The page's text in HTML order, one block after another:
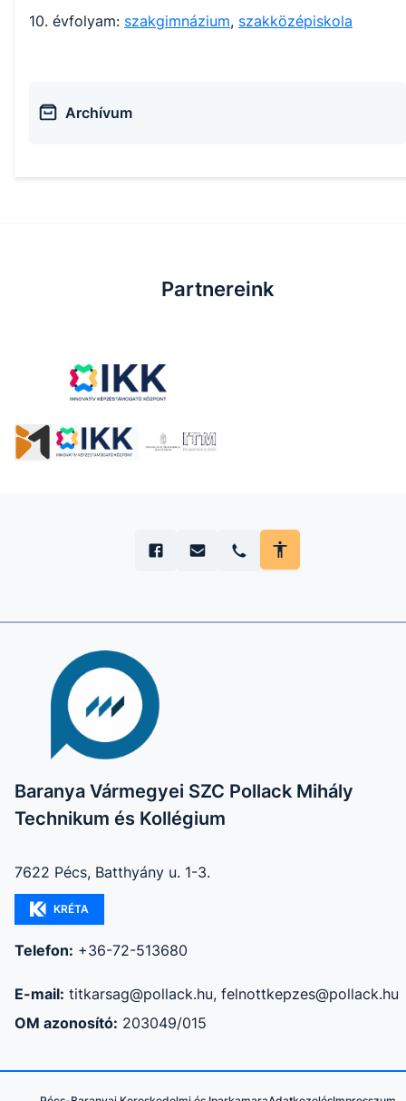
10. évfolyam: szakgimnázium, szakközépiskola
Archívum
Partnereink
Baranya Vármegyei SZC Pollack Mihály
Technikum és Kollégium
7622 Pécs, Batthyány u. 1-3.
KRÉTA
Telefon: +36-72-513680
E-mail: titkarsag@pollack.hu, felnottkepzes@pollack.hu
OM azonosító: 203049/015